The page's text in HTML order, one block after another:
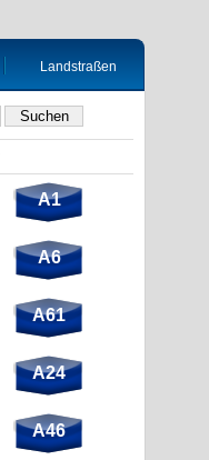
Landstraßen
A1
A6
A61
A24
A46